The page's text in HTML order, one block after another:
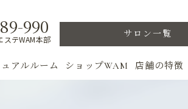
990
テWAM本部
サロン一覧
アルルーム ショップWAM 店舗の特徴